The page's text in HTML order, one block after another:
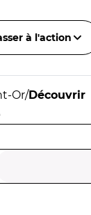
à l'action
Or/Découvrir